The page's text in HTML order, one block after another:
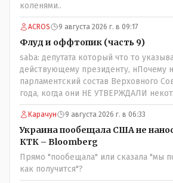
коленями..
ACROS 9 августа 2026 г. в 09:17
Флуд и оффтопик (часть 9)
saba: депутата который что то
действующему президенту, нПочему
парламентский состав Верховного
года, когда они НЕ УТВЕРЖДАЛИ
Назарбаева, особенно в части
некоторых вопросах внутренней
Назарбай волевым Указом РАСПУСТИЛ
состав. Имя - Серикболсын Абдильдин
юывший секретарь ЦК КП Казахстана
депутат Верховного Совета и
партии коммунстов- он в то время и
Карачун 9 августа 2026 г. в 06:33
Украина пообещала США не
КТК – Bloomberg
Прямо "пообещала" или сказала "мы
как получится"?